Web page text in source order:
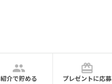
紹介で貯める プレゼントに応募